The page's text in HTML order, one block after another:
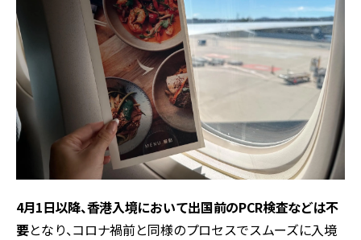
4月1日以降、香港入境において出国前のPCR検査などは不
要となり、コロナ禍前と同様のプロセスでスムーズに入境